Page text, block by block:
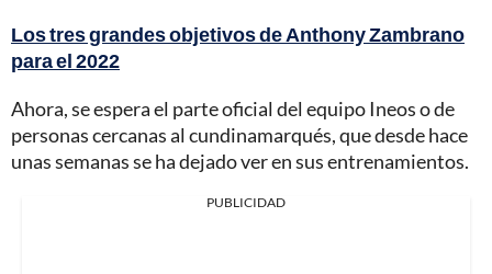
Los tres grandes objetivos de Anthony Zambrano
para el 2022
Ahora, se espera el parte oficial del equipo Ineos o de
personas cercanas al cundinamarqués, que desde hace
unas semanas se ha dejado ver en sus entrenamientos.
PUBLICIDAD